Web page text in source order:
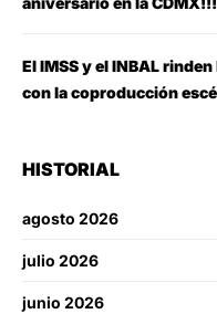
El IMSS y el INBAL
con la coproducción
HISTORIAL
agosto 2026
julio 2026
junio 2026